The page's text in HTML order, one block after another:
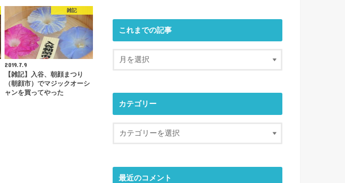
雑記
2019.7.9
【雑記】入谷、朝顔まつり
（朝顔市）でマジックオーシ
ャンを買ってやった
これまでの記事
カテゴリー
最近のコメント